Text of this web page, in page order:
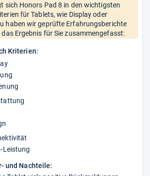
sich Honors Pad 8 in den wichtigsten
für Tablets, wie Display oder
haben wir geprüfte Erfahrungsberichte
Ergebnis für Sie zusammengefasst:
Kriterien:
Leistung
und Nachteile: